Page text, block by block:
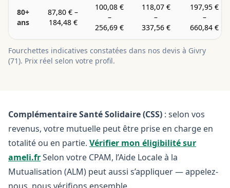
80+
ans
87,80 € –
184,48 €
100,08 €
–
256,69 €
118,07 €
–
337,56 €
197,95 €
–
660,84 €
Fourchettes indicatives constatées dans nos devis à Givry
(71). Prix réel selon votre profil.
Complémentaire Santé Solidaire (CSS) : selon vos
revenus, votre mutuelle peut être prise en charge en
totalité ou en partie. Vérifier mon éligibilité sur
ameli.frSelon votre CPAM, l’Aide Locale à la
Mutualisation (ALM) peut aussi s’appliquer — appelez-